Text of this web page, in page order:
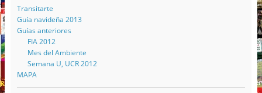
Transitarte
Guía navideña 2013
Guías anteriores
FIA 2012
Mes del Ambiente
Semana U, UCR 2012
MAPA